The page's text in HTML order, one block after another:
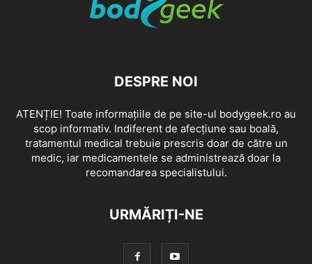
DESPRE NOI
ATENȚIE! Toate informațiile de pe site-ul bodygeek.ro au
scop informativ. Indiferent de afecțiune sau boală,
tratamentul medical trebuie prescris doar de către un
medic, iar medicamentele se administrează doar la
recomandarea specialistului.
URMĂRIȚI-NE